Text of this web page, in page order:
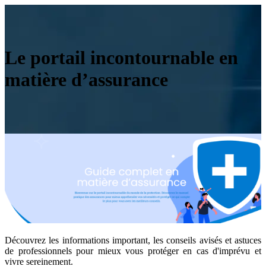
Le portail incontournable en
matière d’assurance
Découvrez les informations important, les conseils avisés et astuces
de professionnels pour mieux vous protéger en cas d'imprévu et
vivre sereinement.